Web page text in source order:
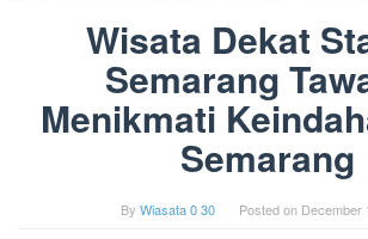
Wisata Dekat
Semarang
Menikmati
Semarang
By Wiasata 0 30 Posted on December